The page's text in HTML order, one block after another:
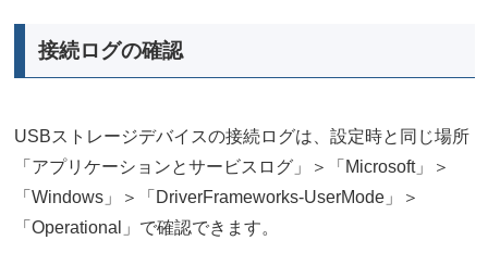
接続ログの確認
USBストレージデバイスの接続ログは、設定時と同じ場所
「アプリケーションとサービスログ」＞「Microsoft」＞
「Windows」＞「DriverFrameworks-UserMode」＞
「Operational」で確認できます。